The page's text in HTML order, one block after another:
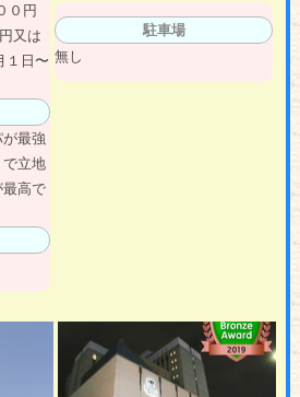
０円
又は
１日〜
最強
立地
高で
駐車場
無し